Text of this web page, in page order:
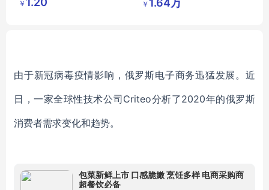
￥ ￥ 1.64万
由于新冠病毒疫情影响，俄罗斯电子商务迅猛发展。近
日，一家全球性技术公司Criteo分析了2020年的俄罗斯
消费者需求变化和趋势。
包菜新鲜上市 口感脆嫩 烹饪多样 电商采购商
超餐饮必备